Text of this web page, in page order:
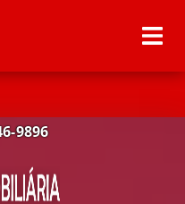
9896